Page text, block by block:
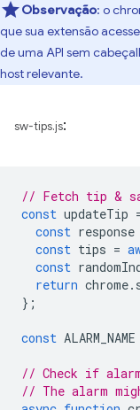
Observação: o
que sua extensão
de uma API sem
host relevante.
sw-tips.js:
// Fetch tip &
const updateTip
const response
const tips =
const
return chrome.
};
const ALARM_NAME
// Check if
// The alarm